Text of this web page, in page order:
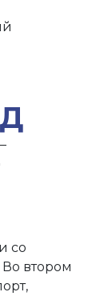
со
втором